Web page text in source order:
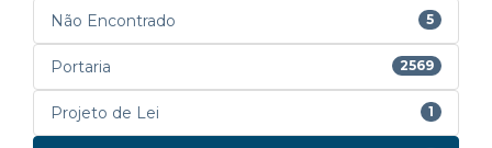
Não Encontrado 5
Portaria 2569
Projeto de Lei 1